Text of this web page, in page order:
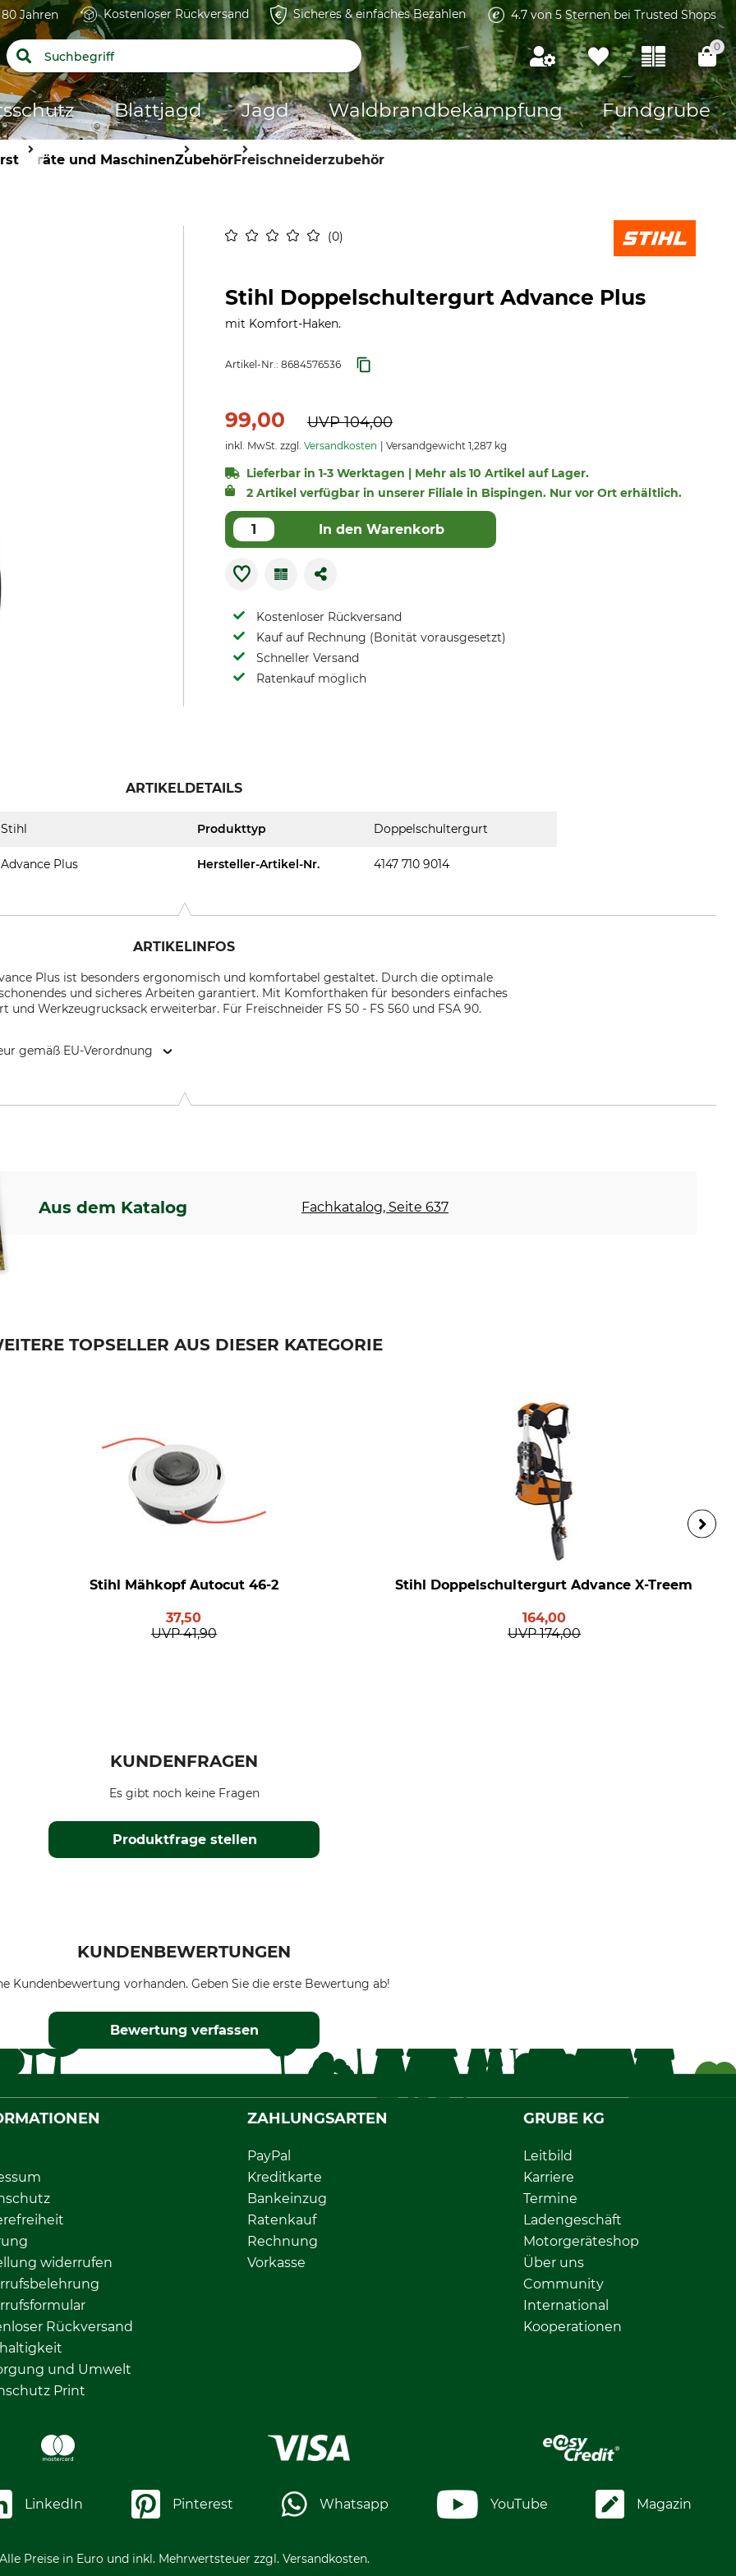
Jahren Kostenloser Rückversand Sicheres & einfaches Bezahlen 4.7 von 5 Sternen bei Trusted Shops
0
Blattjagd Jagd Waldbrandbekämpfung Fundgrube
Geräte und MaschinenZubehörFreischneiderzubehör
0
Stihl Doppelschultergurt Advance Plus
mit Komfort-Haken.
Artikel-Nr.: 8684576536
99,00 UVP104,00
inkl. MwSt. zzgl. Versandkosten Versandgewicht 1,287 kg
Lieferbar in 1-3 Werktagen | Mehr als 10 Artikel auf Lager.
2 Artikel verfügbar in unserer Filiale in Bispingen. Nur vor Ort erhältlich.
In den Warenkorb
Kostenloser Rückversand
Kauf auf Rechnung (Bonität vorausgesetzt)
Schneller Versand
Ratenkauf möglich
ARTIKELDETAILS
Stihl Produkttyp Doppelschultergurt
Advance Plus Hersteller-Artikel-Nr. 4147 710 9014
ARTIKELINFOS
Plus ist besonders ergonomisch und komfortabel gestaltet. Durch die optimale
und sicheres Arbeiten garantiert. Mit Komforthaken für besonders einfaches
und Werkzeugrucksack erweiterbar. Für Freischneider FS 50 - FS 560 und FSA 90.
gemäß EU-Verordnung
Aus dem Katalog Fachkatalog, Seite 637
TOPSELLER AUS DIESER KATEGORIE
Stihl Mähkopf Autocut 46-2
37,50
UVP 41,90
Stihl Doppelschultergurt Advance X-Treem
164,00
UVP 174,00
KUNDENFRAGEN
Produktfrage stellen
Es gibt noch keine Fragen
KUNDENBEWERTUNGEN
Kundenbewertung vorhanden. Geben Sie die erste Bewertung ab!
Bewertung verfassen
widerrufen
Rückversand
und Umwelt
Print
ZAHLUNGSARTEN
PayPal
Kreditkarte
Bankeinzug
Ratenkauf
Rechnung
Vorkasse
GRUBE KG
Leitbild
Karriere
Termine
Ladengeschäft
Motorgeräteshop
Über uns
Community
International
Kooperationen
LinkedIn Pinterest Whatsapp YouTube Magazin
Preise in Euro und inkl. Mehrwertsteuer zzgl. Versandkosten.